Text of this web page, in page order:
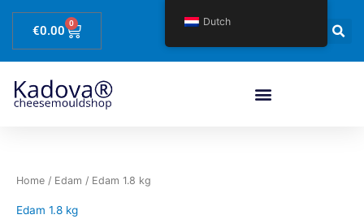
€0.00 0
Winkelwagen
Home / Edam / Edam 1.8 kg
Edam 1.8 kg
Dutch